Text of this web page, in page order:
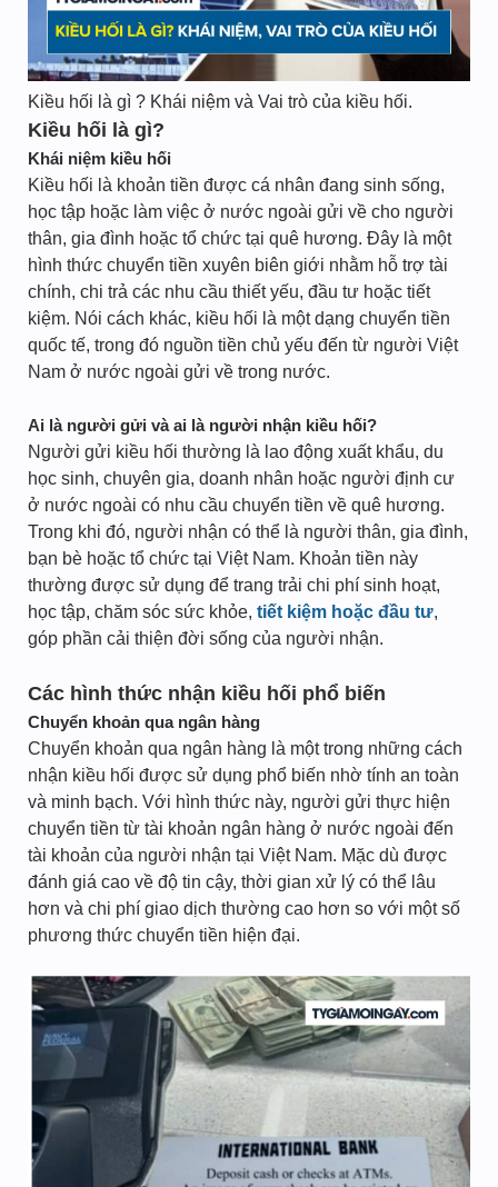
Kiều hối là gì ? Khái niệm và Vai trò của kiều hối.
Kiều hối là gì?
Khái niệm kiều hối
Kiều hối là khoản tiền được cá nhân đang sinh sống,
học tập hoặc làm việc ở nước ngoài gửi về cho người
thân, gia đình hoặc tổ chức tại quê hương. Đây là một
hình thức chuyển tiền xuyên biên giới nhằm hỗ trợ tài
chính, chi trả các nhu cầu thiết yếu, đầu tư hoặc tiết
kiệm. Nói cách khác, kiều hối là một dạng chuyển tiền
quốc tế, trong đó nguồn tiền chủ yếu đến từ người Việt
Nam ở nước ngoài gửi về trong nước.
Ai là người gửi và ai là người nhận kiều hối?
Người gửi kiều hối thường là lao động xuất khẩu, du
học sinh, chuyên gia, doanh nhân hoặc người định cư
ở nước ngoài có nhu cầu chuyển tiền về quê hương.
Trong khi đó, người nhận có thể là người thân, gia đình,
bạn bè hoặc tổ chức tại Việt Nam. Khoản tiền này
thường được sử dụng để trang trải chi phí sinh hoạt,
học tập, chăm sóc sức khỏe, tiết kiệm hoặc đầu tư,
góp phần cải thiện đời sống của người nhận.
Các hình thức nhận kiều hối phổ biến
Chuyển khoản qua ngân hàng
Chuyển khoản qua ngân hàng là một trong những cách
nhận kiều hối được sử dụng phổ biến nhờ tính an toàn
và minh bạch. Với hình thức này, người gửi thực hiện
chuyển tiền từ tài khoản ngân hàng ở nước ngoài đến
tài khoản của người nhận tại Việt Nam. Mặc dù được
đánh giá cao về độ tin cậy, thời gian xử lý có thể lâu
hơn và chi phí giao dịch thường cao hơn so với một số
phương thức chuyển tiền hiện đại.